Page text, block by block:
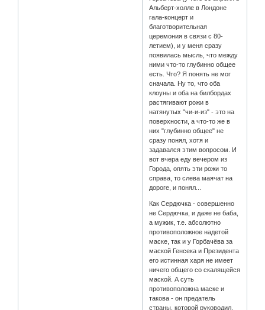
Альберт-холле в Лондоне
гала-концерт и
благотворительная
церемония в связи с 80-
летием), и у меня сразу
появилась мысль, что между
ними что-то глубинно общее
есть. Что? Я понять не мог
сначала. Ну то, что оба
клоуны и оба на билбордах
растягивают рожи в
натянутых "чи-и-из" - это на
поверхности, а что-то же в
них "глубинно общее" не
сразу понял, хотя и
задавался этим вопросом. И
вот вчера еду вечером из
Города, опять эти рожи то
справа, то слева маячат на
дороге, и понял...
Как Сердючка - совершенно
не Сердючка, и даже не баба,
а мужик, т.е. абсолютно
противоположное надетой
маске, так и у Горбачёва за
маской Генсека и Президента
его истинная харя не имеет
ничего общего со скалящейся
маской. А суть
противоположна маске и
такова - он предатель
страны, которой руководил.